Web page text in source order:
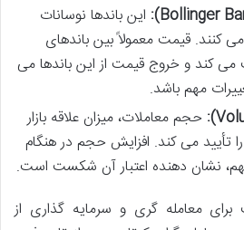
این باندها نوسانات
کنند. قیمت معمولاً بین باندهای
می کند و خروج قیمت از این باندها می
مهم باشد.
حجم معاملات، میزان علاقه بازار
تأیید می کند. افزایش حجم در هنگام
دهنده اعتبار آن شکست است.
برای معامله گری و سرمایه گذاری از